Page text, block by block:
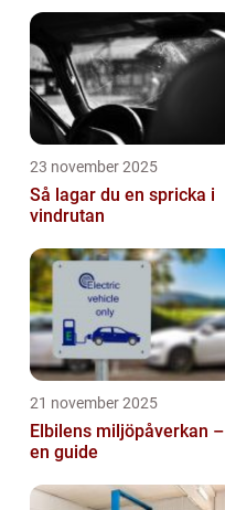
23 november 2025
Så lagar du en spricka i
vindrutan
21 november 2025
Elbilens miljöpåverkan –
en guide